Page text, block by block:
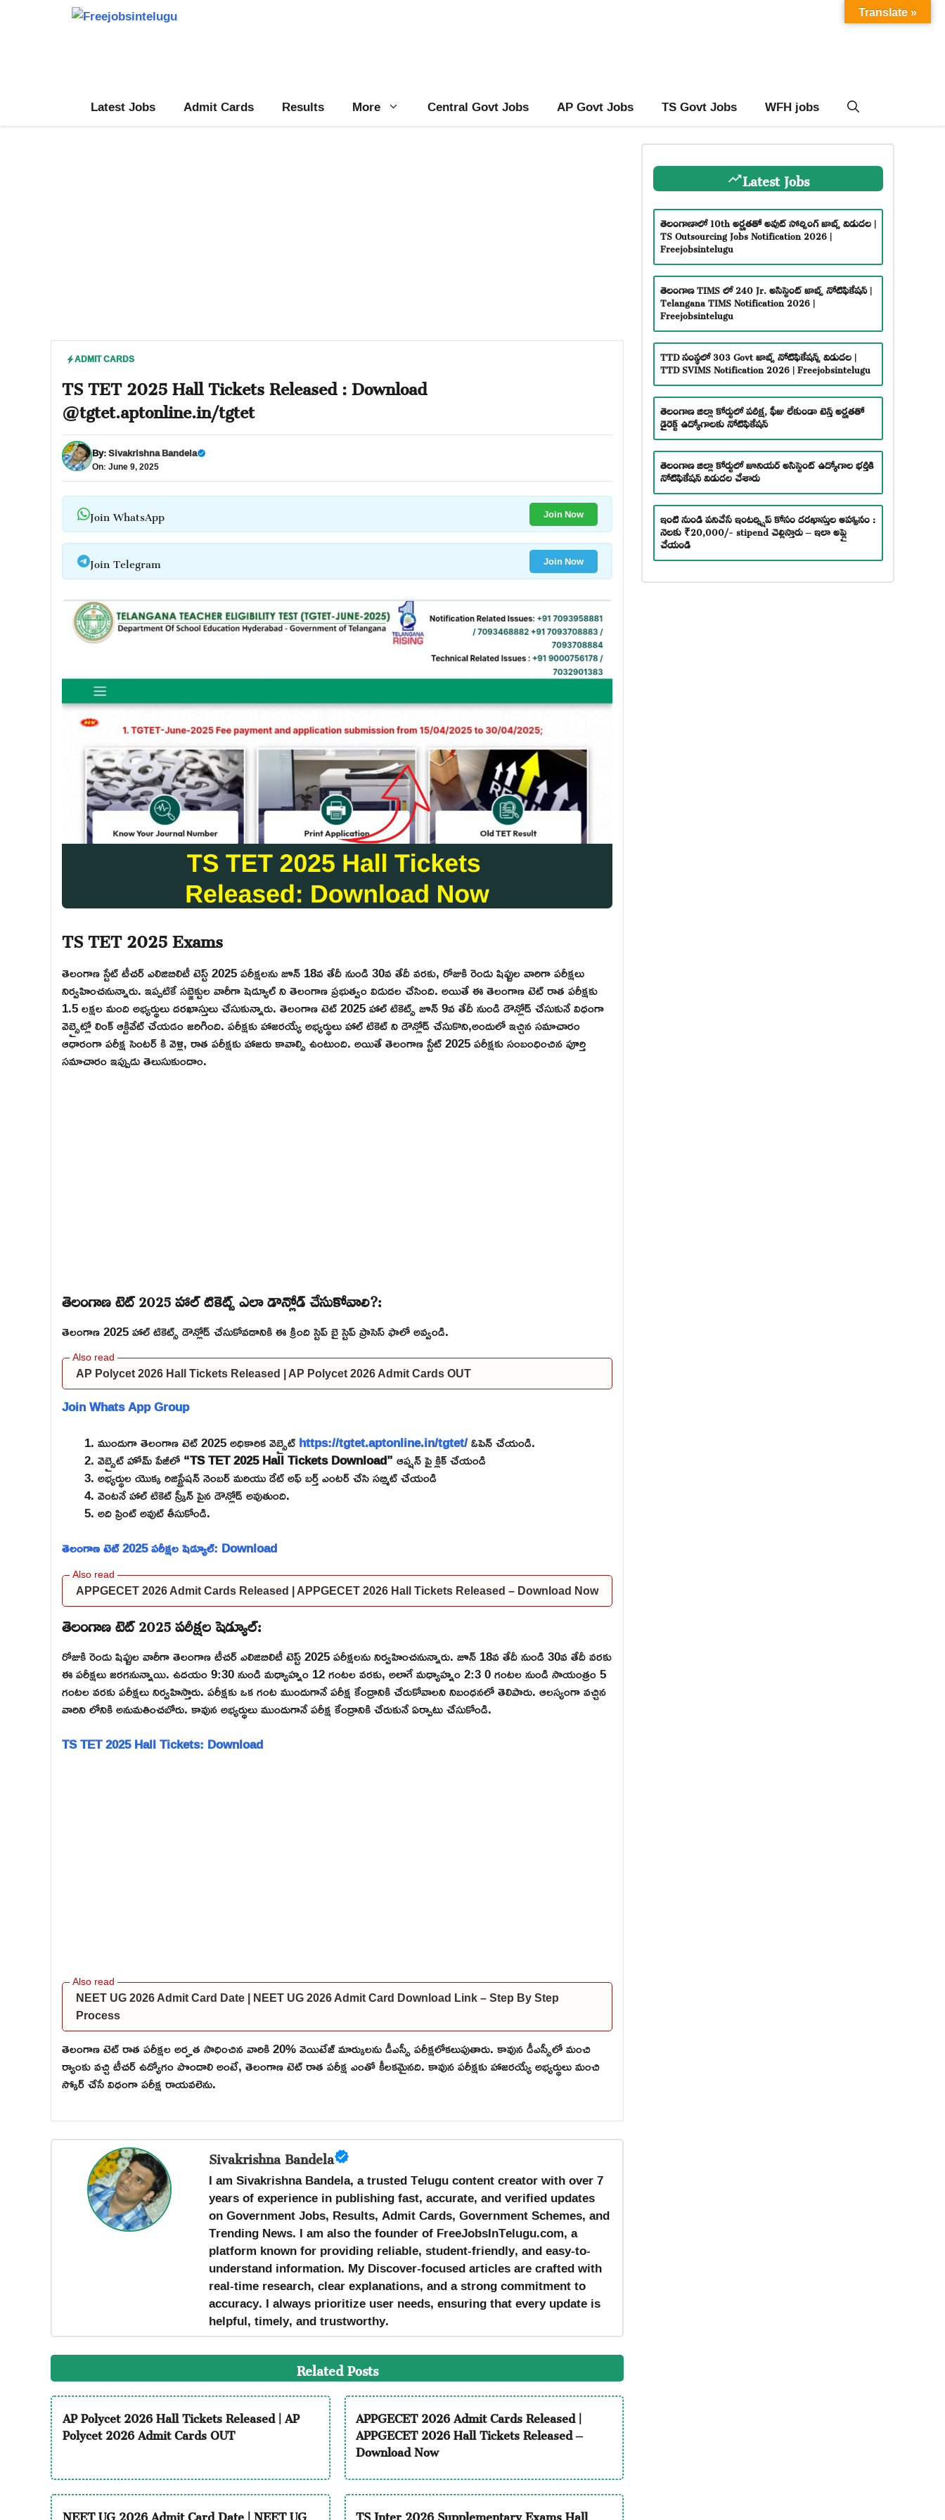
Latest Jobs Admit Cards Results More Central Govt Jobs AP Govt Jobs TS Govt Jobs WFH jobs
ADMIT CARDS
TS TET 2025 Hall Tickets Released : Download
@tgtet.aptonline.in/tgtet
By:Sivakrishna Bandela
On: June 9, 2025
Join WhatsApp Join Now
Join Telegram Join Now
TS TET 2025 Exams
తెలంగాణ స్టేట్ టీచర్ ఎలిజిబిలిటీ టెస్ట్ 2025 పరీక్షలను జూన్ 18వ తేదీ నుండి 30వ తేదీ వరకు, రోజుకి రెండు షిఫ్టుల వారిగా పరీక్షలు
నిర్వహించనున్నారు. ఇప్పటికే సబ్జెక్టుల వారీగా షెడ్యూల్ ని తెలంగాణ ప్రభుత్వం విడుదల చేసింది. అయితే ఈ తెలంగాణ టెట్ రాత పరీక్షకు
1.5 లక్షల మంది అభ్యర్థులు దరఖాస్తులు చేసుకున్నారు. తెలంగాణ టెట్ 2025 హాల్ టికెట్స్ జూన్ 9వ తేదీ నుండి డౌన్లోడ్ చేసుకునే విధంగా
వెబ్సైట్లో లింక్ ఆక్టివేట్ చేయడం జరిగింది. పరీక్షకు హాజరయ్యే అభ్యర్థులు హాల్ టికెట్ ని డౌన్లోడ్ చేసుకొని,అందులో ఇచ్చిన సమాచారం
ఆధారంగా పరీక్ష సెంటర్ కి వెళ్లి, రాత పరీక్షకు హాజరు కావాల్సి ఉంటుంది. అయితే తెలంగాణ స్టేట్ 2025 పరీక్షకు సంబంధించిన పూర్తి
సమాచారం ఇప్పుడు తెలుసుకుందాం.
తెలంగాణ టెట్ 2025 హాల్ టికెట్స్ ఎలా డౌన్లోడ్ చేసుకోవాలి?:
తెలంగాణ 2025 హాల్ టికెట్స్ డౌన్లోడ్ చేసుకోవడానికి ఈ క్రింది స్టెప్ బై స్టెప్ ప్రాసెస్ ఫాలో అవ్వండి.
AP Polycet 2026 Hall Tickets Released | AP Polycet 2026 Admit Cards OUT
Join Whats App Group
ముందుగా తెలంగాణ టెట్ 2025 అధికారిక వెబ్సైట్https://tgtet.aptonline.in/tgtet/ఓపెన్ చేయండి.
వెబ్సైట్ హోమ్ పేజీలో“TS TET 2025 Hall Tickets Download”ఆప్షన్ పై క్లిక్ చేయండి
అభ్యర్థుల యొక్క రిజిస్ట్రేషన్ నెంబర్ మరియు డేట్ అఫ్ బర్త్ ఎంటర్ చేసి సబ్మిట్ చేయండి
వెంటనే హాల్ టికెట్ స్క్రీన్ పైన డౌన్లోడ్ అవుతుంది.
అది ప్రింట్ అవుట్ తీసుకోండి.
తెలంగాణ టెట్ 2025 పరీక్షల షెడ్యూల్: Download
APPGECET 2026 Admit Cards Released | APPGECET 2026 Hall Tickets Released – Download Now
తెలంగాణ టెట్ 2025 పరీక్షల షెడ్యూల్:
రోజుకి రెండు షిఫ్టుల వారీగా తెలంగాణ టీచర్ ఎలిజిబిలిటీ టెస్ట్ 2025 పరీక్షలను నిర్వహించనున్నారు. జూన్ 18వ తేదీ నుండి 30వ తేదీ వరకు
ఈ పరీక్షలు జరగనున్నాయి. ఉదయం 9:30 నుండి మధ్యాహ్నం 12 గంటల వరకు, అలాగే మధ్యాహ్నం 2:3 0 గంటల నుండి సాయంత్రం 5
గంటల వరకు పరీక్షలు నిర్వహిస్తారు. పరీక్షకు ఒక గంట ముందుగానే పరీక్ష కేంద్రానికి చేరుకోవాలని నిబంధనలో తెలిపారు. ఆలస్యంగా వచ్చిన
వారిని లోనికి అనుమతించబోరు. కావున అభ్యర్థులు ముందుగానే పరీక్ష కేంద్రానికి చేరుకునే ఏర్పాటు చేసుకోండి.
TS TET 2025 Hall Tickets: Download
NEET UG 2026 Admit Card Date | NEET UG 2026 Admit Card Download Link – Step By Step
Process
తెలంగాణ టెట్ రాత పరీక్షల అర్హత సాధించిన వారికి 20% వెయిటేజ్ మార్కులను డీఎస్సీ పరీక్షలోకలుపుతారు. కావున డీఎస్సీలో మంచి
ర్యాంకు వచ్చి టీచర్ ఉద్యోగం పొందాలి అంటే, తెలంగాణ టెట్ రాత పరీక్ష ఎంతో కీలకమైనది. కావున పరీక్షకు హాజరయ్యే అభ్యర్థులు మంచి
స్కోర్ చేసే విధంగా పరీక్ష రాయవలెను.
Sivakrishna Bandela
I am Sivakrishna Bandela, a trusted Telugu content creator with over 7
years of experience in publishing fast, accurate, and verified updates
on Government Jobs, Results, Admit Cards, Government Schemes, and
Trending News. I am also the founder of FreeJobsInTelugu.com, a
platform known for providing reliable, student-friendly, and easy-to-
understand information. My Discover-focused articles are crafted with
real-time research, clear explanations, and a strong commitment to
accuracy. I always prioritize user needs, ensuring that every update is
helpful, timely, and trustworthy.
Related Posts
AP Polycet 2026 Hall Tickets Released | AP
Polycet 2026 Admit Cards OUT
APPGECET 2026 Admit Cards Released |
APPGECET 2026 Hall Tickets Released –
Download Now
Latest Jobs
తెలంగాణాలో 10th అర్హతతో అవుట్ సోర్సింగ్ జాబ్స్ విడుదల |
TS Outsourcing Jobs Notification 2026 |
Freejobsintelugu
తెలంగాణ TIMS లో 240 Jr. అసిస్టెంట్ జాబ్స్ నోటిఫికేషన్ |
Telangana TIMS Notification 2026 |
Freejobsintelugu
TTD సంస్థలో 303 Govt జాబ్స్ నోటిఫికేషన్స్ విడుదల |
TTD SVIMS Notification 2026 | Freejobsintelugu
తెలంగాణ జిల్లా కోర్టులో పరీక్ష, ఫీజు లేకుండా టెన్త్ అర్హతతో
డైరెక్ట్ ఉద్యోగాలకు నోటిఫికేషన్
తెలంగాణ జిల్లా కోర్టులో జూనియర్ అసిస్టెంట్ ఉద్యోగాల భర్తీకి
నోటిఫికేషన్ విడుదల చేశారు
ఇంటి నుండి పనిచేసే ఇంటర్న్షిప్ కోసం దరఖాస్తుల ఆహ్వానం :
నెలకు ₹20,000/- stipend చెల్లిస్తారు – ఇలా అప్లై
చేయండి
Translate »